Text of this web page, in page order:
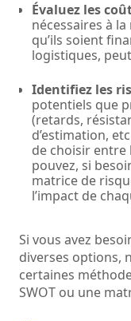
Évaluez les
nécessaires à
qu’ils soient
logistiques,
Identifiez les
potentiels que
(retards,
d’estimation,
de choisir entre
pouvez, si
matrice de
l’impact de
Si vous avez
diverses options,
certaines
SWOT ou une